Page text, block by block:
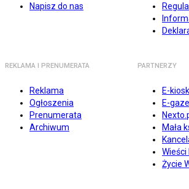
Napisz do nas
REKLAMA I PRENUMERATA
Reklama
Ogłoszenia
Prenumerata
Archiwum
PARTNERZY
E-
E-
Mała
Wieści
Życie